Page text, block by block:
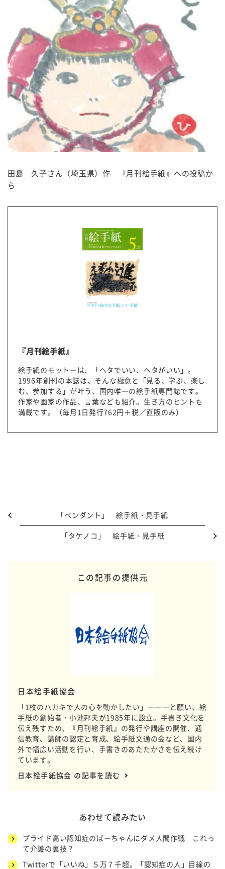
田島 久子さん（埼玉県）作 『月刊絵手紙』への投稿か
ら
『月刊絵手紙』
絵手紙のモットーは、「ヘタでいい、ヘタがいい」。
1996年創刊の本誌は、そんな極意と「見る、学ぶ、楽し
む、参加する」が叶う、国内唯一の絵手紙専門誌です。
作家や画家の作品、言葉なども紹介。生き方のヒントも
満載です。（毎月1日発行762円＋税／直販のみ）
「ペンダント」 絵手紙・見手紙
「タケノコ」 絵手紙・見手紙
この記事の提供元
日本絵手紙協会
「1枚のハガキで人の心を動かしたい」―――と願い、絵
手紙の創始者・小池邦夫が1985年に設立。手書き文化を
伝え残すため、『月刊絵手紙』の発行や講座の開催、通
信教育、講師の認定と育成、絵手紙文通の会など、国内
外で幅広い活動を行い、手書きのあたたかさを伝え続け
ています。
日本絵手紙協会 の記事を読む
あわせて読みたい
プライド高い認知症のばーちゃんにダメ人間作戦 これっ
て介護の裏技？
Twitterで「いいね」５万７千超。「認知症の人」目線の